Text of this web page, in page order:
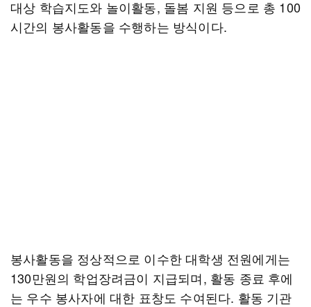
대상 학습지도와 놀이활동, 돌봄 지원 등으로 총 100
시간의 봉사활동을 수행하는 방식이다.
봉사활동을 정상적으로 이수한 대학생 전원에게는
130만원의 학업장려금이 지급되며, 활동 종료 후에
는 우수 봉사자에 대한 표창도 수여된다. 활동 기관